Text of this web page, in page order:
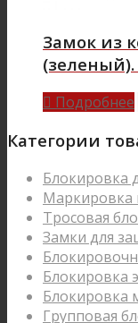
Замок из
 Подробнее
Категории
Блокировка
Маркировка
Тросовая
Замки для
Блокировка
Блокировка
Групповая